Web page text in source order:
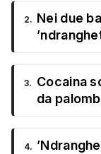
2. Nei due
3. Cocaina
da
4.